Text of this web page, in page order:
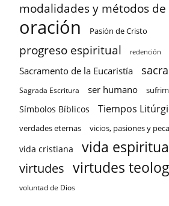
modalidades y métodos de
oración Pasión de Cristo
progreso espiritual redención
Sacramento de la Eucaristía
Sagrada Escritura ser humano
Símbolos Bíblicos Tiempos
verdades eternas vicios, pasiones y
vida cristiana vida
virtudes virtudes
voluntad de Dios